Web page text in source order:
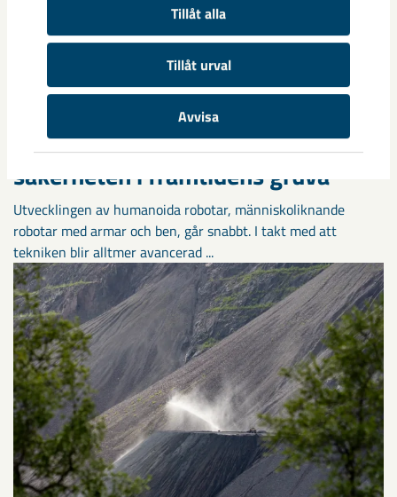
Tillåt alla
Tillåt urval
Avvisa
Så kan humanoida robotar öka
säkerheten i framtidens gruva
Utvecklingen av humanoida robotar, människoliknande
robotar med armar och ben, går snabbt. I takt med att
tekniken blir alltmer avancerad ...